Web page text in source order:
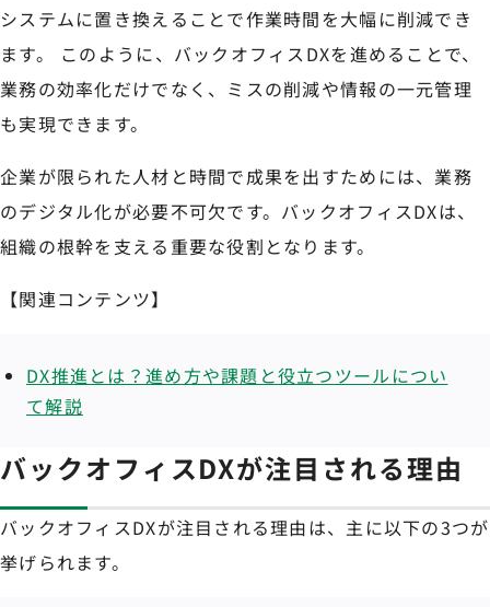
システムに置き換えることで作業時間を大幅に削減でき
ます。 このように、バックオフィスDXを進めることで、
業務の効率化だけでなく、ミスの削減や情報の一元管理
も実現できます。
企業が限られた人材と時間で成果を出すためには、業務
のデジタル化が必要不可欠です。バックオフィスDXは、
組織の根幹を支える重要な役割となります。
【関連コンテンツ】
DX推進とは？進め方や課題と役立つツールについ
て解説
バックオフィスDXが注目される理由
バックオフィスDXが注目される理由は、主に以下の3つが
挙げられます。